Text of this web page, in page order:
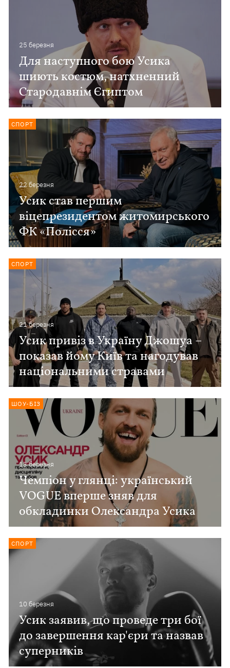
25 березня
Для наступного бою Усика
шиють костюм, натхненний
Стародавнім Єгиптом
22 березня
Усик став першим
віцепрезидентом житомирського
ФК «Полісся»
СПОРТ
21 березня
Усик привіз в Україну Джошуа –
показав йому Київ та нагодував
національними стравами
СПОРТ
13 березня
Чемпіон у глянці: український
VOGUE вперше зняв для
обкладинки Олександра Усика
ШОУ-БІЗ
10 березня
Усик заявив, що проведе три бої
до завершення кар'єри та назвав
суперників
СПОРТ